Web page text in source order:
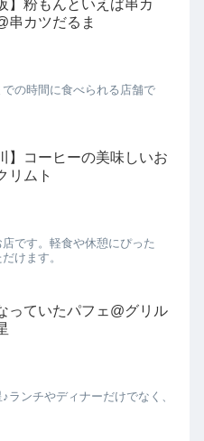
】粉もんといえば串カ
串カツだるま
の時間に食べられる店舗で
】コーヒーの美味しいお
リムト
です。軽食や休憩にぴった
けます。
っていたパフェ@グリル
ランチやディナーだけでなく、